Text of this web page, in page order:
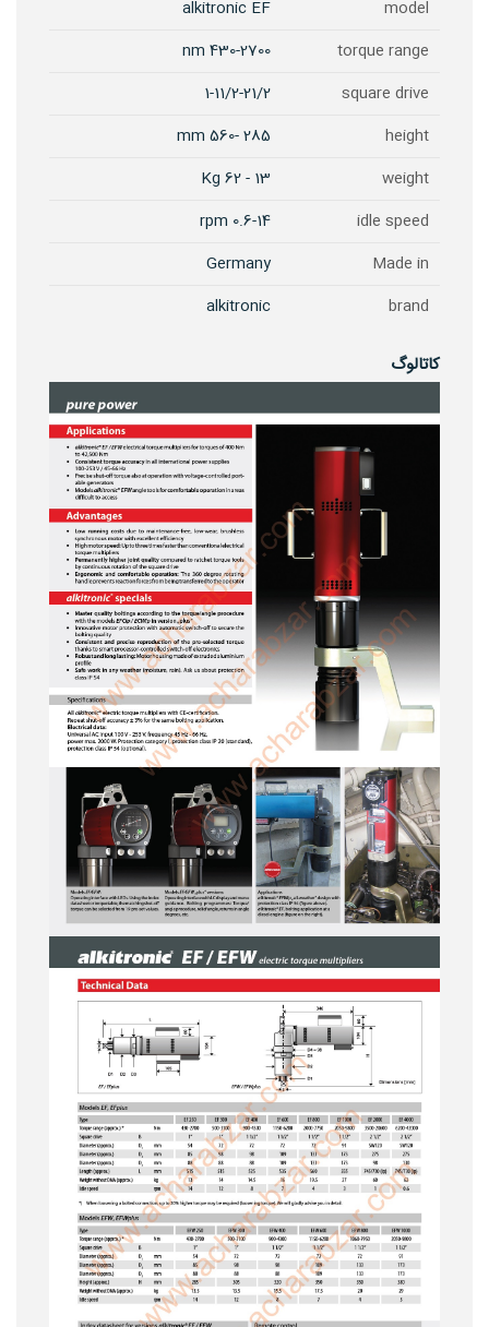
model
alkitronic EF
torque range
430-2700 nm
square drive
1-11/2-21/2
height
285 -560 mm
weight
13 - 62 Kg
idle speed
0.6-14 rpm
Made in
Germany
brand
alkitronic
کاتالوگ